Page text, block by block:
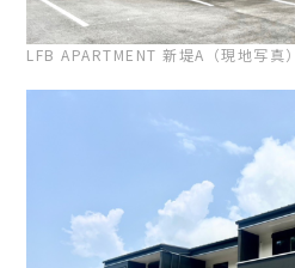
LFB APARTMENT 新堤A（現地写真）